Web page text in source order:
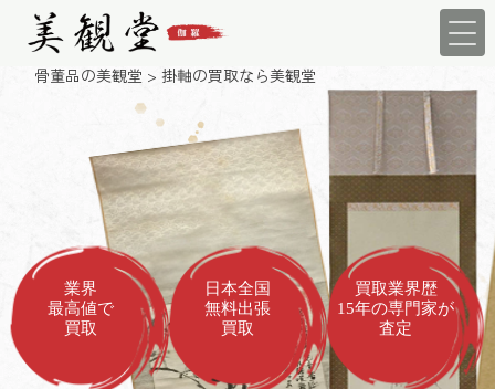
骨董品の美観堂 >掛軸の買取なら美観堂
業界
最高値で
買取
日本全国
無料出張
買取
買取業界歴
15年の専門家が
査定